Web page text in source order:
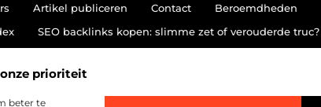
prioriteit
beter te
Artikel publiceren Contact Beroemdheden
SEO backlinks kopen: slimme zet of verouderde truc?